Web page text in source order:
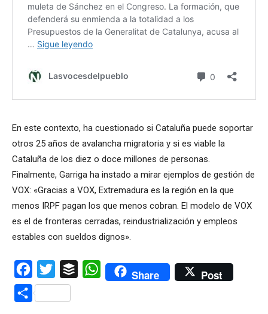
En este contexto, ha cuestionado si Cataluña puede soportar
otros 25 años de avalancha migratoria y si es viable la
Cataluña de los diez o doce millones de personas.
Finalmente, Garriga ha instado a mirar ejemplos de gestión de
VOX: «Gracias a VOX, Extremadura es la región en la que
menos IRPF pagan los que menos cobran. El modelo de VOX
es el de fronteras cerradas, reindustrialización y empleos
estables con sueldos dignos».
Facebook
Twitter Buffer WhatsAppShare Post
Compartir